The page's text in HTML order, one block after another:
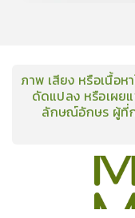
ภาพ เสียง หรือเนื้อห
ดัดแปลง หรือเผย
ลักษณ์อักษร ผู้ที่ก
คอร์ส